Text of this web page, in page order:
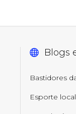
Blogs
Bastidores
Esporte local